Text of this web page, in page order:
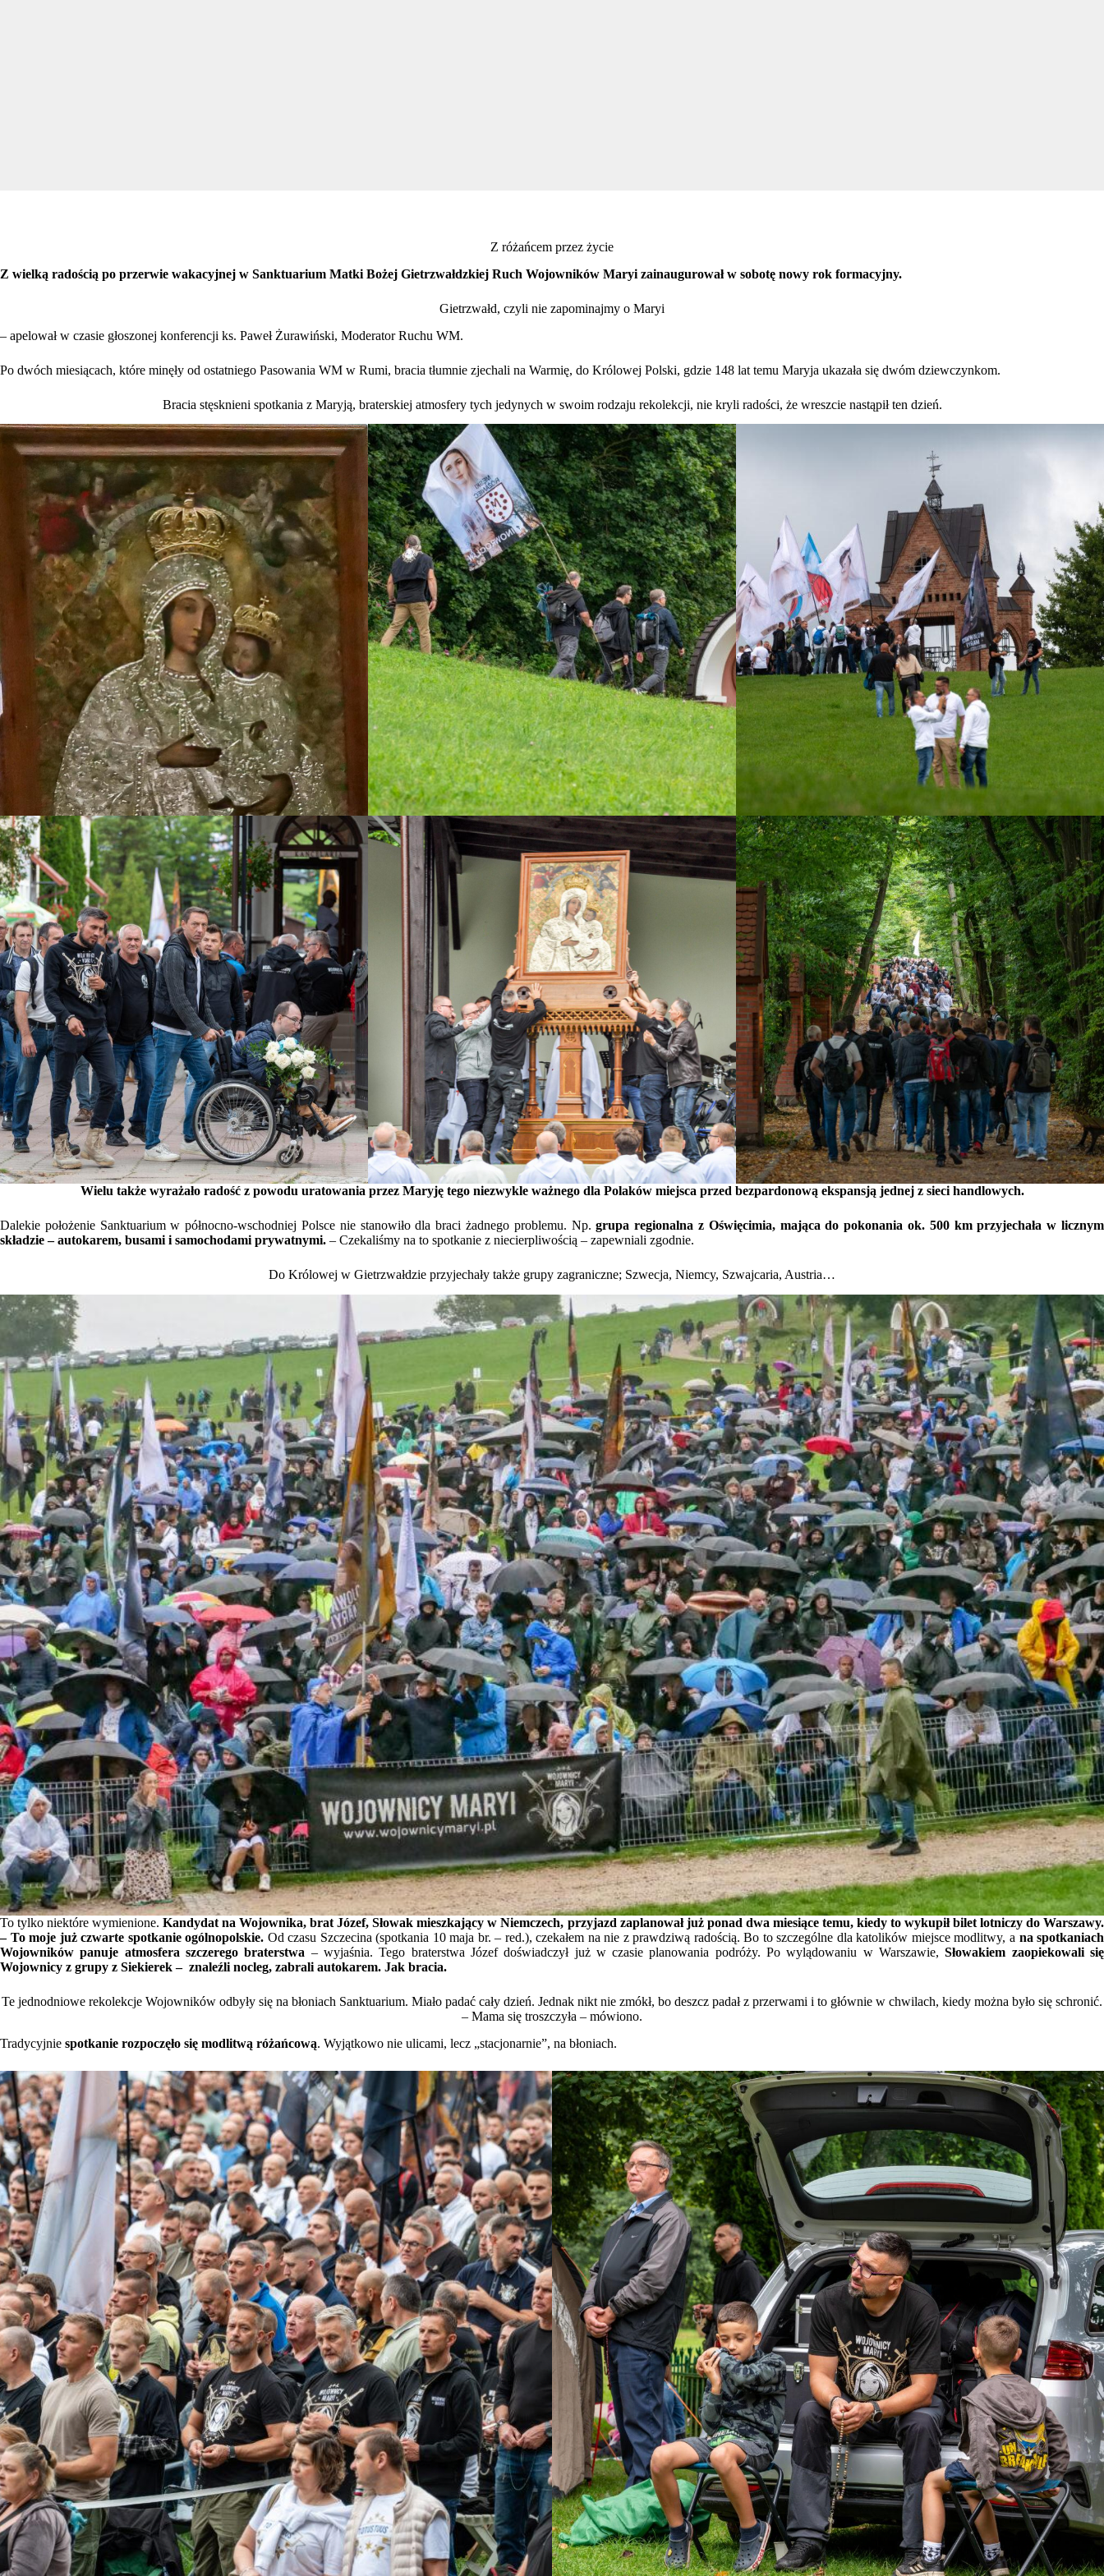
Z różańcem przez życie
Z wielką radością po przerwie wakacyjnej w Sanktuarium Matki Bożej Gietrzwałdzkiej Ruch Wojowników Maryi zainaugurował w sobotę nowy rok formacyjny.
Gietrzwałd, czyli nie zapominajmy o Maryi
– apelował w czasie głoszonej konferencji ks. Paweł Żurawiński, Moderator Ruchu WM.
Po dwóch miesiącach, które minęły od ostatniego Pasowania WM w Rumi, bracia tłumnie zjechali na Warmię, do Królowej Polski, gdzie 148 lat temu Maryja ukazała się dwóm dziewczynkom.
Bracia stęsknieni spotkania z Maryją, braterskiej atmosfery tych jedynych w swoim rodzaju rekolekcji, nie kryli radości, że wreszcie nastąpił ten dzień.
Wielu także wyrażało radość z powodu uratowania przez Maryję tego niezwykle ważnego dla Polaków miejsca przed bezpardonową ekspansją jednej z sieci handlowych.
Dalekie położenie Sanktuarium w północno-wschodniej Polsce nie stanowiło dla braci żadnego problemu. Np.grupa regionalna z Oświęcimia, mająca do pokonania ok. 500 km przyjechała w licznym
składzie – autokarem, busami i samochodami prywatnymi. – Czekaliśmy na to spotkanie z niecierpliwością – zapewniali zgodnie.
Do Królowej w Gietrzwałdzie przyjechały także grupy zagraniczne; Szwecja, Niemcy, Szwajcaria, Austria…
To tylko niektóre wymienione.Kandydat na Wojownika, brat Józef, Słowak mieszkający w Niemczech, przyjazd zaplanował już ponad dwa miesiące temu, kiedy to wykupił bilet lotniczy do Warszawy.
– To moje już czwarte spotkanie ogólnopolskie. Od czasu Szczecina (spotkania 10 maja br. – red.), czekałem na nie z prawdziwą radością. Bo to szczególne dla katolików miejsce modlitwy, a na spotkaniach
Wojowników panuje atmosfera szczerego braterstwa – wyjaśnia. Tego braterstwa Józef doświadczył już w czasie planowania podróży. Po wylądowaniu w Warszawie,Słowakiem zaopiekowali się
Wojownicy z grupy z Siekierek – znaleźli nocleg, zabrali autokarem. Jak bracia.
Te jednodniowe rekolekcje Wojowników odbyły się na błoniach Sanktuarium. Miało padać cały dzień. Jednak nikt nie zmókł, bo deszcz padał z przerwami i to głównie w chwilach, kiedy można było się schronić.
– Mama się troszczyła – mówiono.
Tradycyjnie spotkanie rozpoczęło się modlitwą różańcową. Wyjątkowo nie ulicami, lecz „stacjonarnie”, na błoniach.